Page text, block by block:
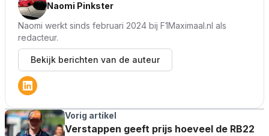
Naomi Pinkster
Naomi werkt sinds februari 2024 bij F1Maximaal.nl als
redacteur.
Bekijk berichten van de auteur
Vorig artikel
Verstappen geeft prijs hoeveel de RB22